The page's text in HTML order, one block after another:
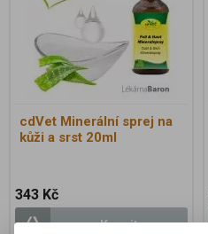
cdVet Minerální sprej na
kůži a srst 20ml
343 Kč
Koupit